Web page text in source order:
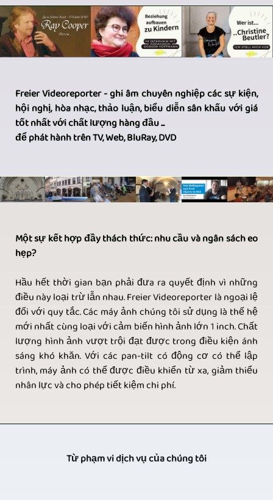
Freier Videoreporter - ghi âm chuyên nghiệp các sự kiện,
hội nghị, hòa nhạc, thảo luận, biểu diễn sân khấu với giá
tốt nhất với chất lượng hàng đầu ...
để phát hành trên TV, Web, BluRay, DVD
Một sự kết hợp đầy thách thức: nhu cầu và ngân sách eo
hẹp?
Hầu hết thời gian bạn phải đưa ra quyết định vì những
điều này loại trừ lẫn nhau. Freier Videoreporter là ngoại lệ
đối với quy tắc. Các máy ảnh chúng tôi sử dụng là thế hệ
mới nhất cùng loại với cảm biến hình ảnh lớn 1 inch. Chất
lượng hình ảnh vượt trội đạt được trong điều kiện ánh
sáng khó khăn. Với các pan-tilt có động cơ có thể lập
trình, máy ảnh có thể được điều khiển từ xa, giảm thiểu
nhân lực và cho phép tiết kiệm chi phí.
Từ phạm vi dịch vụ của chúng tôi